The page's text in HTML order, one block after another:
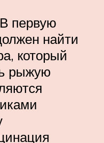
первую
найти
который
рыжую